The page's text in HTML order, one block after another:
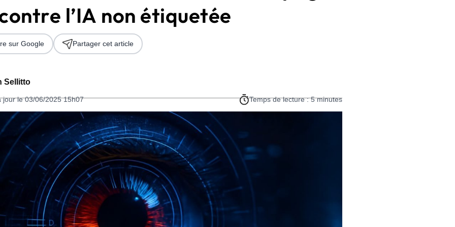
l’IA non étiquetée
Sellitto
jour le 03/06/2025 15h07 Temps de lecture : 5 minutes
sur Google Partager cet article